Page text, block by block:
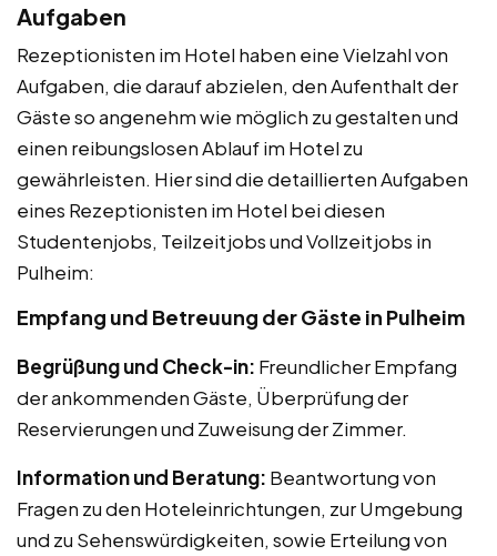
Aufgaben
Rezeptionisten im Hotel haben eine Vielzahl von
Aufgaben, die darauf abzielen, den Aufenthalt der
Gäste so angenehm wie möglich zu gestalten und
einen reibungslosen Ablauf im Hotel zu
gewährleisten. Hier sind die detaillierten Aufgaben
eines Rezeptionisten im Hotel bei diesen
Studentenjobs, Teilzeitjobs und Vollzeitjobs in
Pulheim:
Empfang und Betreuung der Gäste in Pulheim
Begrüßung und Check-in: Freundlicher Empfang
der ankommenden Gäste, Überprüfung der
Reservierungen und Zuweisung der Zimmer.
Information und Beratung: Beantwortung von
Fragen zu den Hoteleinrichtungen, zur Umgebung
und zu Sehenswürdigkeiten, sowie Erteilung von